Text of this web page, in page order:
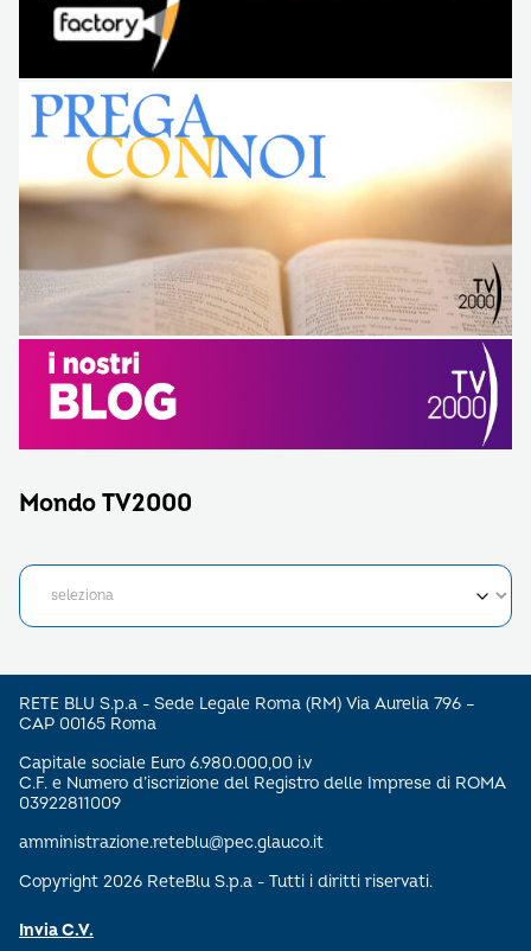
Mondo TV2000
RETE BLU S.p.a - Sede Legale Roma (RM) Via Aurelia 796 –
CAP 00165 Roma
Capitale sociale Euro 6.980.000,00 i.v
C.F. e Numero d’iscrizione del Registro delle Imprese di ROMA
03922811009
amministrazione.reteblu@pec.glauco.it
Copyright 2026 ReteBlu S.p.a - Tutti i diritti riservati.
Invia C.V.